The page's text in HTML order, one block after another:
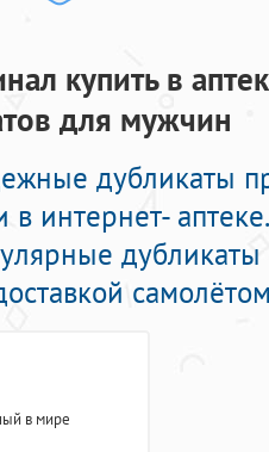
купить в
для мужчин
дубликаты
в интернет-
в мире